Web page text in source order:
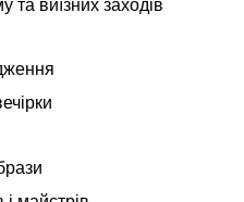
виїзних заходів